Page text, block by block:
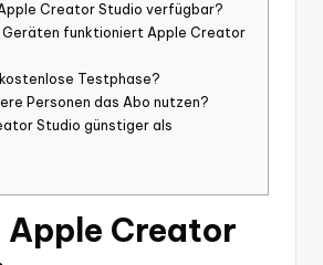
Creator Studio verfügbar?
Geräten funktioniert Apple Creator
Testphase?
Personen das Abo nutzen?
Studio günstiger als
Apple Creator